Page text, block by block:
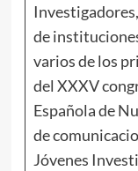
de
varios de los
del XXXV
Española de
de
Jóvenes